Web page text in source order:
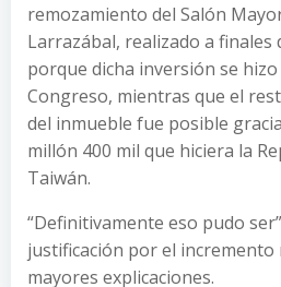
remozamiento del Salón
Larrazábal, realizado a finales
porque dicha inversión se
Congreso, mientras que el
del inmueble fue posible
millón 400 mil que hiciera la
Taiwán.
“Definitivamente eso pudo
justificación por el
mayores explicaciones.